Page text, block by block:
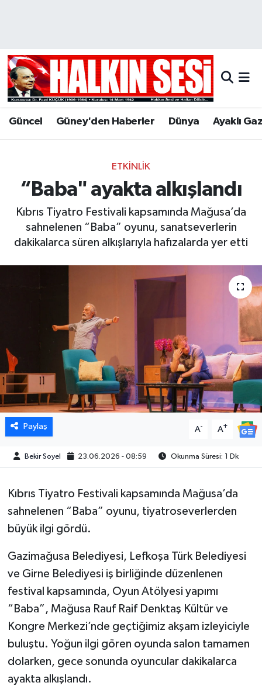
Güncel Güney'den Haberler Dünya Ayaklı
ETKINLIK
“Baba" ayakta alkışlandı
Kıbrıs Tiyatro Festivali kapsamında Mağusa’da
sahnelenen “Baba” oyunu, sanatseverlerin
dakikalarca süren alkışlarıyla hafızalarda yer etti
Paylaş A- A+
Bekir Soyel 23.06.2026 - 08:59 Okunma Süresi: 1 Dk
Kıbrıs Tiyatro Festivali kapsamında Mağusa’da
sahnelenen “Baba” oyunu, tiyatroseverlerden
büyük ilgi gördü.
Gazimağusa Belediyesi, Lefkoşa Türk Belediyesi
ve Girne Belediyesi iş birliğinde düzenlenen
festival kapsamında, Oyun Atölyesi yapımı
“Baba”, Mağusa Rauf Raif Denktaş Kültür ve
Kongre Merkezi’nde geçtiğimiz akşam izleyiciyle
buluştu. Yoğun ilgi gören oyunda salon tamamen
dolarken, gece sonunda oyuncular dakikalarca
ayakta alkışlandı.
Hava Durumu
Trafik Durumu
Son Dakika Haberleri
Haber Arşivi